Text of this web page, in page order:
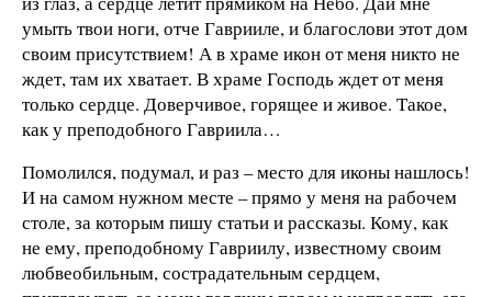
умыть твои ноги, отче Гаврииле, и благослови этот дом
своим присутствием! А в храме икон от меня никто не
ждет, там их хватает. В храме Господь ждет от меня
только сердце. Доверчивое, горящее и живое. Такое,
как у преподобного Гавриила…
Помолился, подумал, и раз – место для иконы нашлось!
И на самом нужном месте – прямо у меня на рабочем
столе, за которым пишу статьи и рассказы. Кому, как
не ему, преподобному Гавриилу, известному своим
любвеобильным, сострадательным сердцем,